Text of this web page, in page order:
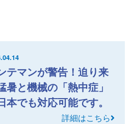
テマンが警告！迫り来
暑と機械の「熱中症」
でも対応可能です。
詳細はこちら